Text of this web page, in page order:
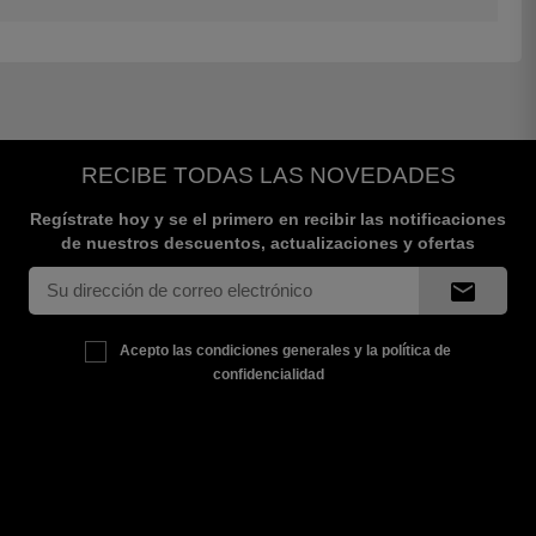
RECIBE TODAS LAS NOVEDADES
Regístrate hoy y se el primero en recibir las notificaciones
de nuestros descuentos, actualizaciones y ofertas
mail
Acepto las condiciones generales y la política de
confidencialidad